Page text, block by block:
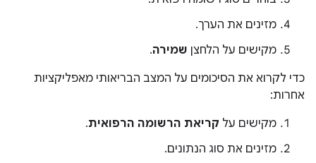
מזינים את הערך.
מקישים על הלחצן שמירה.
כדי לקרוא את הסיכומים על המצב הבריאותי מאפליקציות
אחרות:
מקישים על קריאת הרשומה הרפואית.
מזינים את סוג הנתונים.